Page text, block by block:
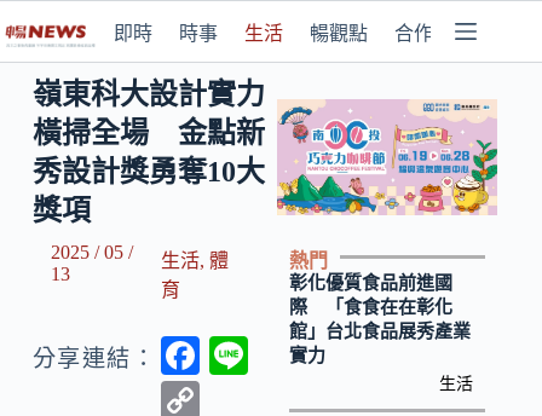
即時 時事 生活 暢觀點 合作媒體
嶺東科大設計實力
橫掃全場 金點新
秀設計獎勇奪10大
獎項
2025 / 05 /
13
生活,體
育
分享連結：
F
熱門
彰化優質食品前進國
際 「食食在在彰化
館」台北食品展秀產業
實力
生活